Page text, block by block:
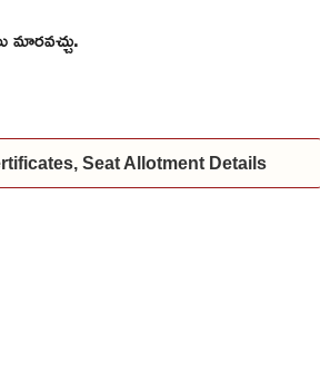
Seat Allotment Details